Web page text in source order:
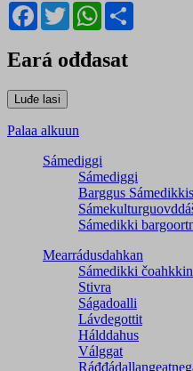
Facebook
TwitterWhatsApp
Eará ođđasat
Palaa alkuun
Sámediggi
Sámediggi
Barggus Sámedikkis
Sámedikki
Mearrádusdahkan
Sámedikki čoahkkin
Stivra
Ságadoalli
Lávdegottit
Hálddahus
Válggat